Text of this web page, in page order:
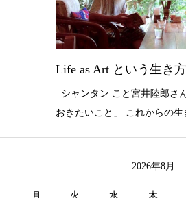
Life as Art という生き方
シャンタン こと宮井陸郎さ
おきたいこと」 これからの
2026年8月
月 火 水 木